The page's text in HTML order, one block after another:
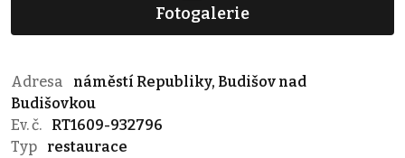
Fotogalerie
Adresa
náměstí Republiky, Budišov nad
Budišovkou
Ev. č.
RT1609-932796
Typ
restaurace